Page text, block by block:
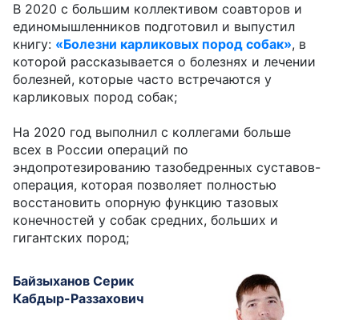
В 2020 с большим коллективом соавторов и
единомышленников подготовил и выпустил
книгу: «Болезни карликовых пород собак», в
которой рассказывается о болезнях и лечении
болезней, которые часто встречаются у
карликовых пород собак;
На 2020 год выполнил с коллегами больше
всех в России операций по
эндопротезированию тазобедренных суставов-
операция, которая позволяет полностью
восстановить опорную функцию тазовых
конечностей у собак средних, больших и
гигантских пород;
Байзыханов Серик
Кабдыр-Раззахович